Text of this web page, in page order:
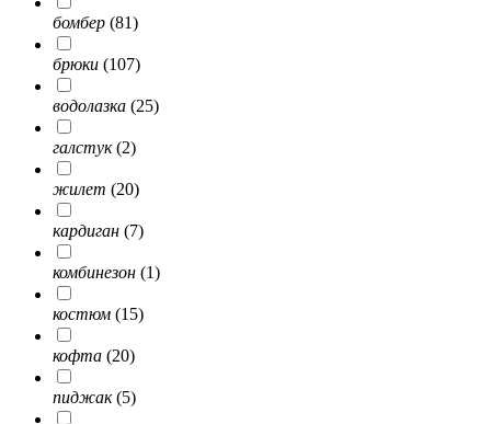
бомбер (81)
брюки (107)
водолазка (25)
галстук(2)
жилет (20)
кардиган (7)
комбинезон (1)
костюм (15)
кофта (20)
пиджак(5)